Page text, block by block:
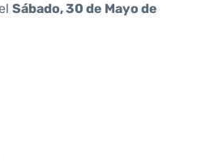
Sábado, 30 de Mayo de